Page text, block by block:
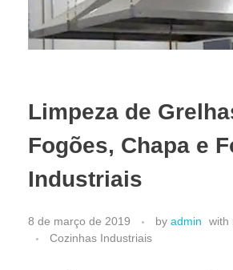
CRIE SUA MARCA
SUSTENTABILIDADE
Limpeza de
Fogões, Chapa e
Industriais
8 de março de 2019 by admin with
Cozinhas Industriais